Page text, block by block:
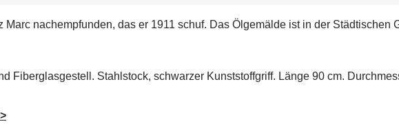
nachempfunden, das er 1911 schuf. Das Ölgemälde ist in der Städtischen
Fiberglasgestell. Stahlstock, schwarzer Kunststoffgriff. Länge 90 cm.